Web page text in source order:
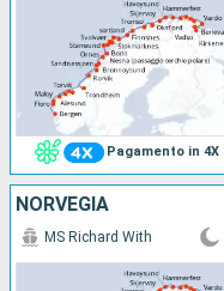
Pagamento in 4X
NORVEGIA
MS Richard With